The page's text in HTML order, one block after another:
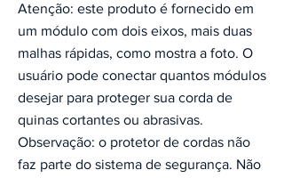
Atenção: este produto é fornecido em
um módulo com dois eixos, mais duas
malhas rápidas, como mostra a foto. O
usuário pode conectar quantos módulos
desejar para proteger sua corda de
quinas cortantes ou abrasivas.
Observação: o protetor de cordas não
faz parte do sistema de segurança. Não